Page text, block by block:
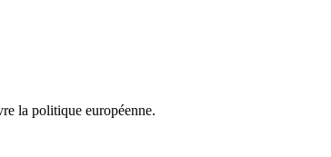
la politique européenne.